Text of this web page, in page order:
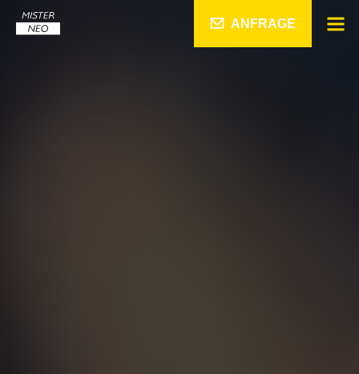
ANFRAGE